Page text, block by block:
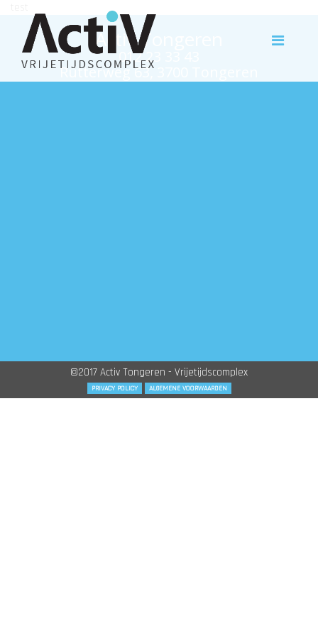
Activ Tongeren
012 23 33 43
Rutterweg 63, 3700 Tongeren
©2017 Activ Tongeren - Vrijetijdscomplex
PRIVACY POLICY ALGEMENE VOORWAARDEN